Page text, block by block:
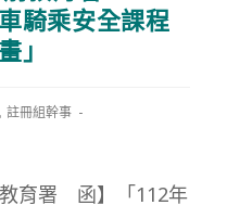
騎乘安全課程
」
註冊組幹事
教育署 函】「112年